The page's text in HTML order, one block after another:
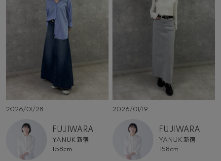
2026/01/28
FUJIWARA
YANUK 新宿
158cm
2026/01/19
FUJIWARA
YANUK 新宿
158cm